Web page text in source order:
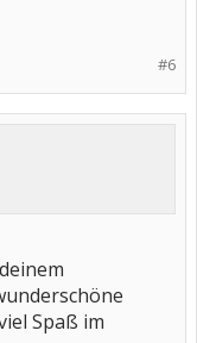
#6
Spaß im